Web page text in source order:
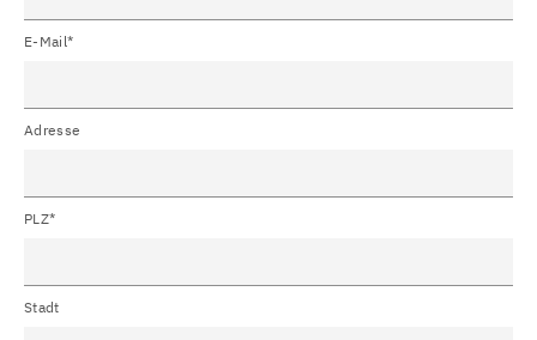
E-Mail*
Adresse
PLZ*
Stadt